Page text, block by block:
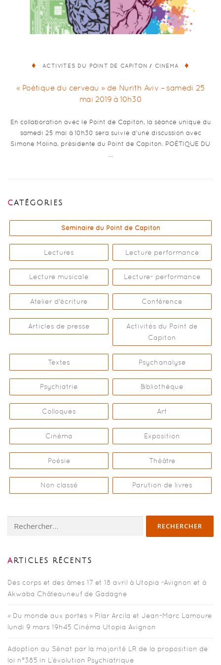
ACTIVITÉS DU POINT DE CAPITON / CINÉMA
« Poétique du cerveau » de Nurith Aviv – samedi 25
mai 2019 à 10h30
En collaboration avec le Point de Capiton, la séance unique du
samedi 25 mai à 10h30 sera suivie d’une discussion avec
Simone Molina, présidente du Point de Capiton. POÉTIQUE DU
…
CATÉGORIES
Séminaire du Point de Capiton
Lectures Lecture performance
Lecture musicale Lecture- performance
Atelier d'écriture Conférence
Articles de presse
Activités du Point de
Capiton
Textes Psychanalyse
Psychiatrie Bibliothèque
Colloques Art
Cinéma Exposition
Poésie Théâtre
Non classé Parution de livres
ARTICLES RÉCENTS
Des corps et des âmes 17 et 18 avril à Utopia -Avignon et à
Akwaba Châteauneuf de Gadagne
« Du monde aux portes » Pilar Arcila et Jean-Marc Lamoure
lundi 9 mars 19h45 Cinéma Utopia Avignon
Adoption au Sénat par la majorité LR de la proposition de
loi n°385 in L’évolution Psychiatrique